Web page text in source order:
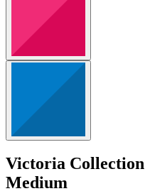
Victoria Collection
Medium